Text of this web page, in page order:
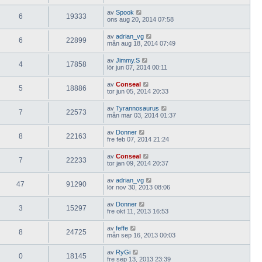
6 19333 av Spook
ons aug 20, 2014 07:58
6 22899 av adrian_vg
mån aug 18, 2014 07:49
4 17858 av Jimmy.S
lör jun 07, 2014 00:11
5 18886 av Conseal
tor jun 05, 2014 20:33
7 22573 av Tyrannosaurus
mån mar 03, 2014 01:37
8 22163 av Donner
fre feb 07, 2014 21:24
7 22233 av Conseal
tor jan 09, 2014 20:37
47 91290 av adrian_vg
lör nov 30, 2013 08:06
3 15297 av Donner
fre okt 11, 2013 16:53
8 24725 av feffe
mån sep 16, 2013 00:03
0 18145 av RyGi
fre sep 13, 2013 23:39